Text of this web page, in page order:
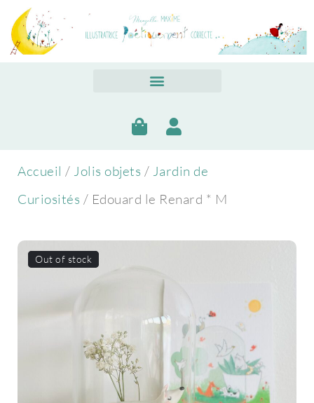
Accueil / Jolis objets / Jardin de
Curiosités / Edouard le Renard * M
Out of stock
Out of stock